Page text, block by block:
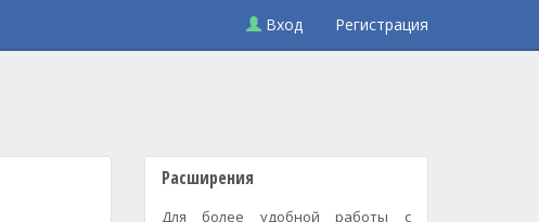
Вход Регистрация
Расширения
Для более удобной работы с